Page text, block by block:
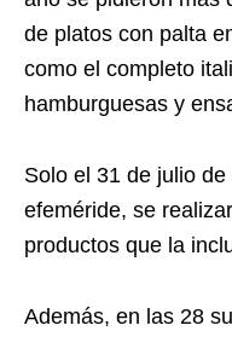
de platos con palta
como el completo
hamburguesas y
Solo el 31 de julio
efeméride, se
productos que la
Además, en las 28